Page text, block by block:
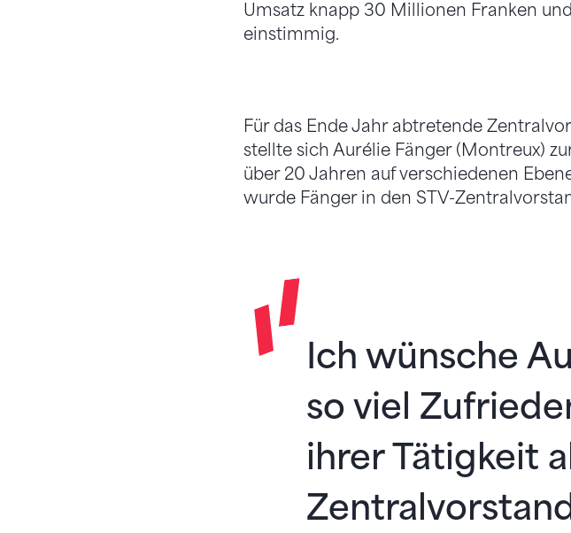
Umsatz knapp 30 Millionen Franken
einstimmig.
Für das Ende Jahr abtretende
stellte sich Aurélie Fänger (Montreux)
über 20 Jahren auf verschiedenen
wurde Fänger in den STV-
Ich wünsche
so viel
ihrer Tätigkeit